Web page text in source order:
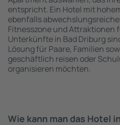
entspricht. Ein Hotel mit
ebenfalls
Fitnesszone und Attraktionen
Unterkünfte in Bad Driburg
Lösung für Paare, Familien
geschäftlich reisen oder
organisieren möchten.
Wie kann man das Hotel